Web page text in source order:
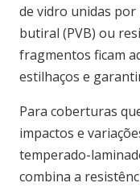
de vidro unidas por
butiral (PVB) ou
fragmentos ficam
estilhaços e
Para coberturas
impactos e
temperado-
combina a